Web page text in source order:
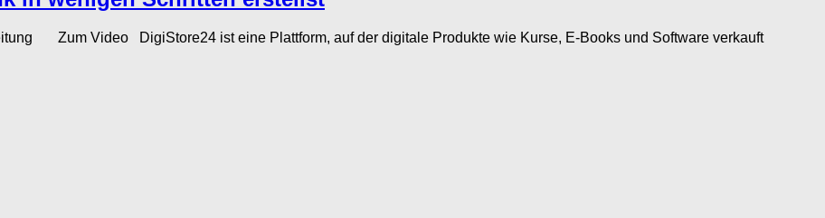
Zum Video DigiStore24 ist eine Plattform, auf der digitale Produkte wie Kurse, E-Books und Software verkauft